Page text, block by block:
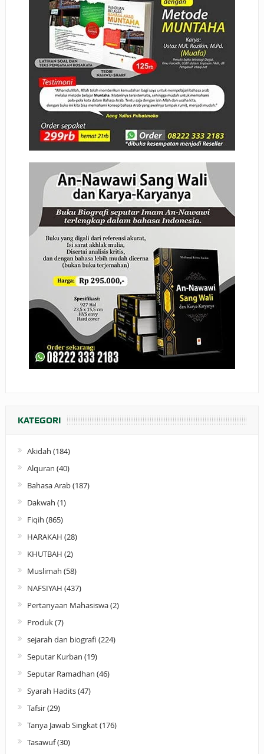
KATEGORI
Akidah (184)
Alquran (40)
Bahasa Arab(187)
Dakwah (1)
Fiqih (865)
HARAKAH (28)
KHUTBAH (2)
Muslimah (58)
NAFSIYAH (437)
Pertanyaan Mahasiswa(2)
Produk(7)
sejarah dan biografi (224)
Seputar Kurban (19)
Seputar Ramadhan (46)
Syarah Hadits(47)
Tafsir(29)
Tanya Jawab Singkat(176)
Tasawuf(30)